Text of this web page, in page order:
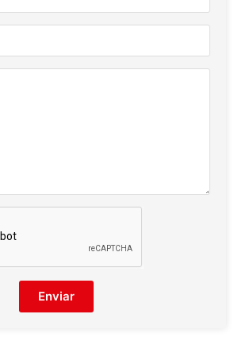
Enviar